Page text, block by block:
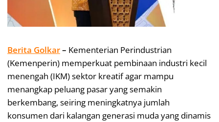
Berita Golkar– Kementerian Perindustrian
(Kemenperin) memperkuat pembinaan industri kecil
menengah (IKM) sektor kreatif agar mampu
menangkap peluang pasar yang semakin
berkembang, seiring meningkatnya jumlah
konsumen dari kalangan generasi muda yang dinamis